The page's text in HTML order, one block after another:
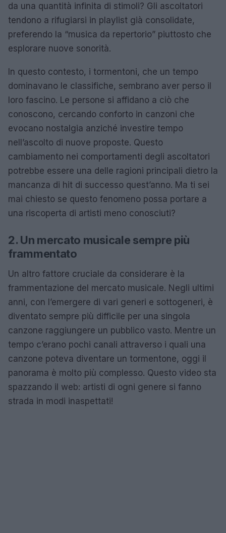
da una quantità infinita di stimoli? Gli ascoltatori
tendono a rifugiarsi in playlist già consolidate,
preferendo la “musica da repertorio” piuttosto che
esplorare nuove sonorità.
In questo contesto, i tormentoni, che un tempo
dominavano le classifiche, sembrano aver perso il
loro fascino. Le persone si affidano a ciò che
conoscono, cercando conforto in canzoni che
evocano nostalgia anziché investire tempo
nell’ascolto di nuove proposte. Questo
cambiamento nei comportamenti degli ascoltatori
potrebbe essere una delle ragioni principali dietro la
mancanza di hit di successo quest’anno. Ma ti sei
mai chiesto se questo fenomeno possa portare a
una riscoperta di artisti meno conosciuti?
2. Un mercato musicale sempre più
frammentato
Un altro fattore cruciale da considerare è la
frammentazione del mercato musicale. Negli ultimi
anni, con l’emergere di vari generi e sottogeneri, è
diventato sempre più difficile per una singola
canzone raggiungere un pubblico vasto. Mentre un
tempo c’erano pochi canali attraverso i quali una
canzone poteva diventare un tormentone, oggi il
panorama è molto più complesso. Questo video sta
spazzando il web: artisti di ogni genere si fanno
strada in modi inaspettati!